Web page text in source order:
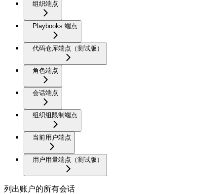
组织端点
Playbooks 端点
代码仓库端点（测试版）
角色端点
会话端点
组织组限制端点
当前用户端点
用户用量端点（测试版）
列出账户的所有会话